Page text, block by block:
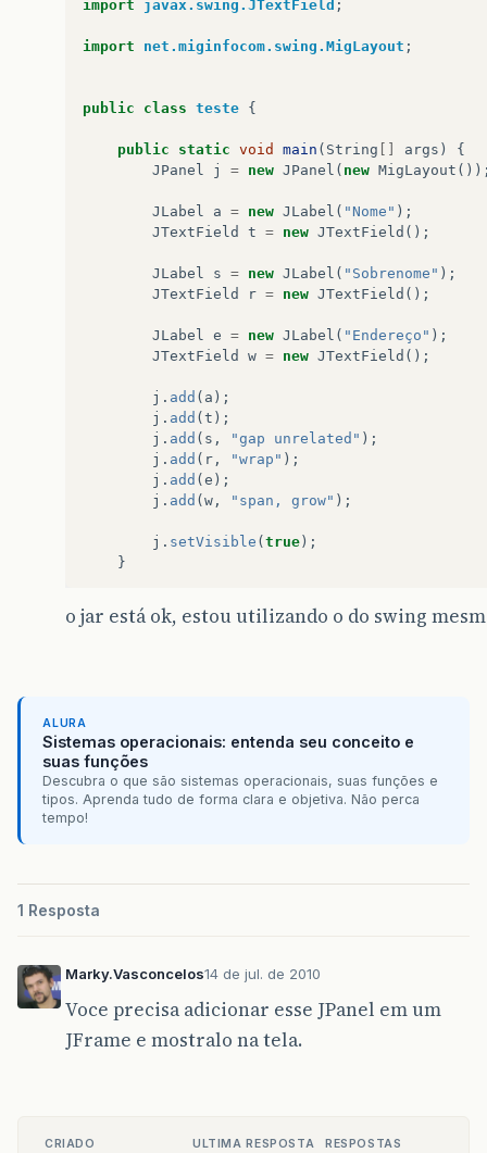
import
javax.swing.JTextField ;
import net.miginfocom.swing.MigLayout ;
public class teste {
public static void main ( String args )
{
JPanel
j = new JPanel ( new MigLayout
JLabel a = new JLabel ( "Nome" );
JTextField
t = new JTextField ();
JLabel s = new JLabel ( "Sobrenome" );
JTextField
r = new JTextField ();
JLabel e = new JLabel ( "Endereço" );
JTextField
w = new JTextField ();
j . add ( a );
j . add ( t );
j . add ( s , "gap unrelated" );
j . add ( r , "wrap" );
j . add ( e );
j . add ( w , "span, grow" );
j . setVisible ( true );
}
o jar está ok, estou utilizando o do swing
ALURA
Sistemas operacionais: entenda seu conceito e
suas funções
Descubra o que são sistemas operacionais, suas funções e
tipos. Aprenda tudo de forma clara e objetiva. Não perca
tempo!
1 Resposta
Marky.Vasconcelos14 de jul. de 2010
Voce precisa adicionar esse JPanel em um
JFrame e mostralo na tela.
CRIADO ULTIMA RESPOSTA RESPOSTAS